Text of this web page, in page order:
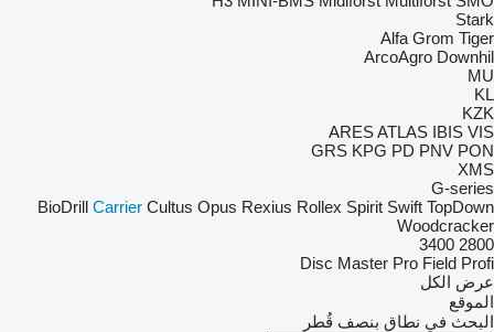
Stark
Alfa Grom Tiger
ArcoAgro Downhil
MU
KL
KZK
ARESATLAS IBIS VIS
GRS KPG PD PNV PON
XMS
G-series
BioDrill Carrier Cultus Opus Rexius Rollex Spirit Swift TopDown
Woodcracker
2800
3400
Disc Master Pro Field Profi
عرض الكل
الموقع
البحث في نطاق بنصف قُطر